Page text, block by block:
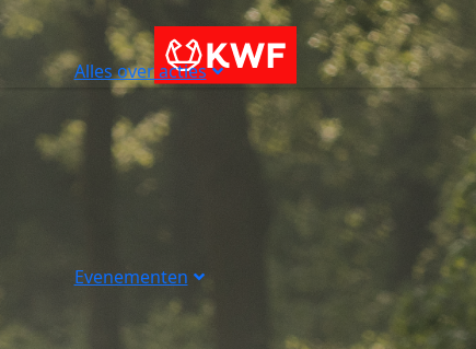
Alles over acties
Evenementen